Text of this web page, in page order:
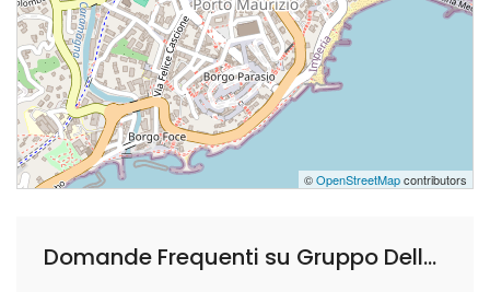
©OpenStreetMapcontributors
Domande Frequenti su Gruppo Dellerba - Point Imperia Porto Maurizio